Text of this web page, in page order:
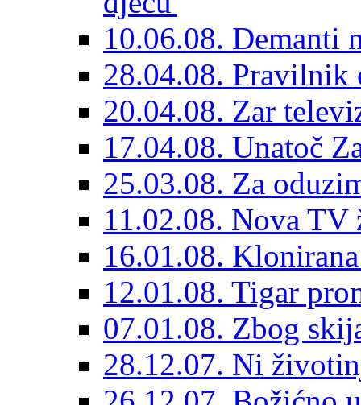
10.06.08. Demanti
28.04.08. Pravilnik
20.04.08. Zar
17.04.08. Unatoč
25.03.08. Za
11.02.08. Nova TV
16.01.08.
12.01.08. Tigar
07.01.08. Zbog
28.12.07. Ni